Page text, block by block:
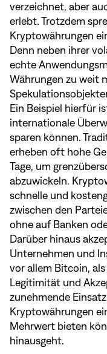
verzeichnet, aber
erlebt. Trotzdem
Kryptowährungen
Denn neben ihrer
echte
Währungen zu weit
Ein Beispiel hierfür
internationale
sparen können.
erheben oft hohe
Tage, um
abzuwickeln.
schnelle und
zwischen den
ohne auf Banken
Darüber hinaus
Unternehmen und
vor allem Bitcoin,
Legitimität und
zunehmende
Kryptowährungen
Mehrwert bieten
hinausgeht.